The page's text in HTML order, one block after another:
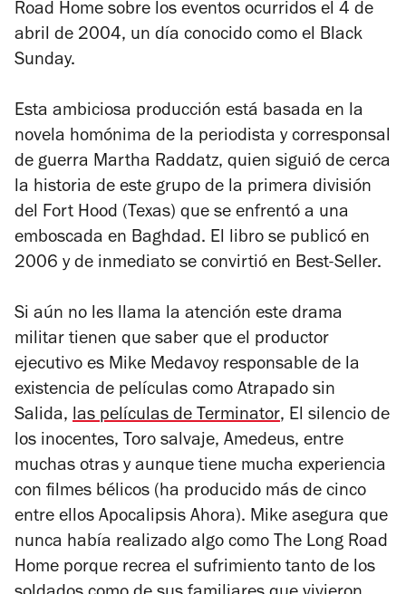
Road Home sobre los eventos ocurridos el 4 de
abril de 2004, un día conocido como el Black
Sunday.
Esta ambiciosa producción está basada en la
novela homónima de la periodista y corresponsal
de guerra Martha Raddatz, quien siguió de cerca
la historia de este grupo de la primera división
del Fort Hood (Texas) que se enfrentó a una
emboscada en Baghdad. El libro se publicó en
2006 y de inmediato se convirtió en Best-Seller.
Si aún no les llama la atención este drama
militar tienen que saber que el productor
ejecutivo es Mike Medavoy responsable de la
existencia de películas como Atrapado sin
Salida, las películas deTerminator, El silencio de
los inocentes, Toro salvaje, Amedeus, entre
muchas otras y aunque tiene mucha experiencia
con filmes bélicos (ha producido más de cinco
entre ellos Apocalipsis Ahora). Mike asegura que
nunca había realizado algo como The Long Road
Home porque recrea el sufrimiento tanto de los